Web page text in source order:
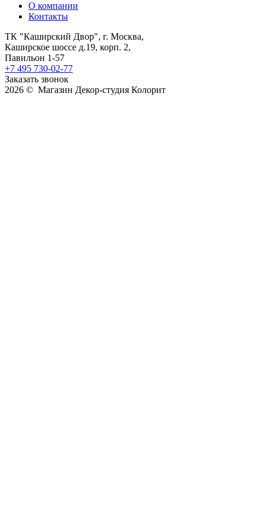
О компании
Контакты
ТК "Каширский Двор", г. Москва,
Каширское шоссе д.19, корп. 2,
Павильон 1-57
+7 495 730-02-77
Заказать звонок
2026 © Магазин Декор-студия Колорит